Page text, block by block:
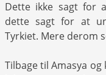
Dette ikke sagt for
dette sagt for at
Tyrkiet. Mere derom
Tilbage til Amasya